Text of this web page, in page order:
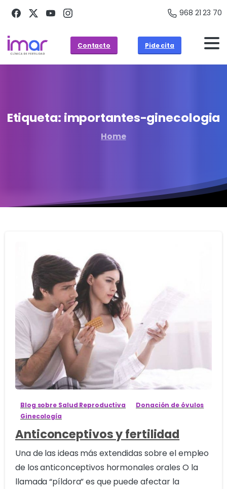
968 21 23 70
Contacto Pide cita
Etiqueta: importantes-ginecologia
Home
0
Blog sobre Salud Reproductiva
Donación de óvulos
Ginecología
Anticonceptivos y fertilidad
Una de las ideas más extendidas sobre el empleo
de los anticonceptivos hormonales orales O la
llamada “píldora” es que puede afectar la